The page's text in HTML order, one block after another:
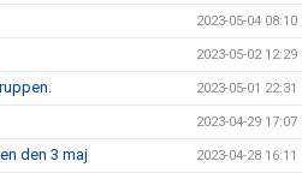
2023-05-04 08:10
2023-05-02 12:29
2023-05-01 22:31
2023-04-29 17:07
den 3 maj 2023-04-28 16:11